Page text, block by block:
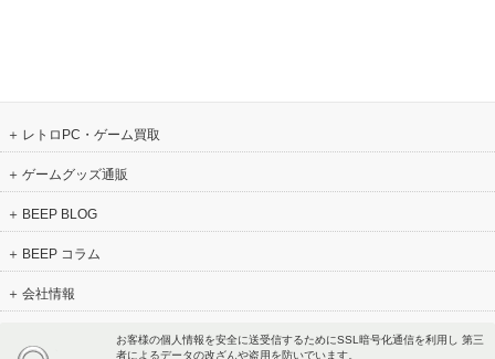
レトロPC・ゲーム買取
ゲームグッズ通販
BEEP BLOG
BEEP コラム
会社情報
お客様の個人情報を安全に送受信するためにSSL暗号化通信を利用し 第三
者によるデータの改ざんや盗用を防いでいます。